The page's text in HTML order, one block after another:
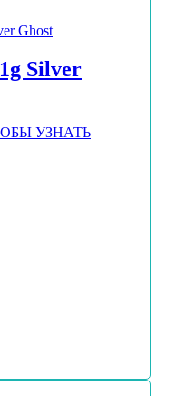
Silver
УЗНАТЬ